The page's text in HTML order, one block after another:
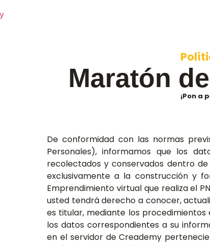
Maratón
¡Pon a
De conformidad con las normas
Personales), informamos que los
recolectados y conservados dentro
exclusivamente a la construcción y
Emprendimiento virtual que realiza el
usted tendrá derecho a conocer,
es titular, mediante los
los datos correspondientes a su
en el servidor de Creademy